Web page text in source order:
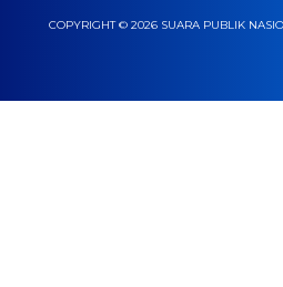
COPYRIGHT © 2026 SUARA PUBLIK